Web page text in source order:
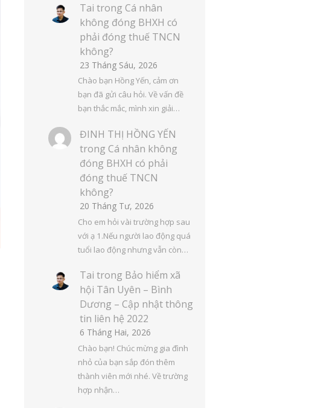
Tai trong Cá nhân
không đóng BHXH có
phải đóng thuế TNCN
không?
23 Tháng Sáu, 2026
Chào bạn Hồng Yến, cảm ơn
bạn đã gửi câu hỏi. Về vấn đề
bạn thắc mắc, mình xin giải…
ĐINH THỊ HỒNG YẾN
trong Cá nhân không
đóng BHXH có phải
đóng thuế TNCN
không?
20 Tháng Tư, 2026
Cho em hỏi vài trường hợp sau
với ạ 1.Nếu người lao động quá
tuổi lao động nhưng vẫn còn…
Tai trong Bảo hiểm xã
hội Tân Uyên – Bình
Dương – Cập nhật thông
tin liên hệ 2022
6 Tháng Hai, 2026
Chào bạn! Chúc mừng gia đình
nhỏ của bạn sắp đón thêm
thành viên mới nhé. Về trường
hợp nhận…